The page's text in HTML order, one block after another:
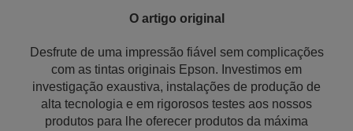
O artigo original
Desfrute de uma impressão fiável sem complicações
com as tintas originais Epson. Investimos em
investigação exaustiva, instalações de produção de
alta tecnologia e em rigorosos testes aos nossos
produtos para lhe oferecer produtos da máxima